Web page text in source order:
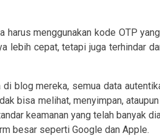
harus menggunakan kode OTP
lebih cepat, tetapi juga terhindar
blog mereka, semua data
bisa melihat, menyimpan,
keamanan yang telah banyak
besar seperti Google dan Apple.